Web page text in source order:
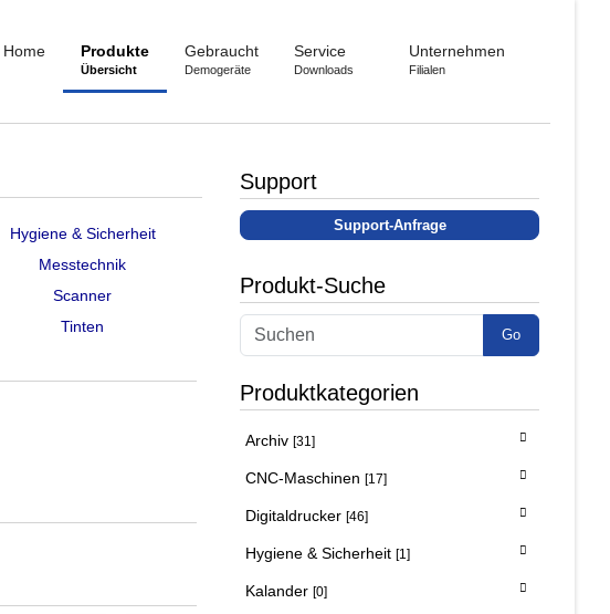
Home Produkte
Übersicht
Gebraucht
Demogeräte
Service
Downloads
Unternehmen
Filialen
Hygiene & Sicherheit
Messtechnik
Scanner
Tinten
Support
Support-Anfrage
Produkt-Suche
Go
Produktkategorien
Archiv [31]
CNC-Maschinen [17]
Digitaldrucker [46]
Hygiene & Sicherheit [1]
Kalander [0]